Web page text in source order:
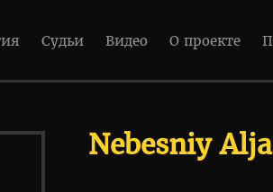
Судьи Видео О проекте
Nebesniy